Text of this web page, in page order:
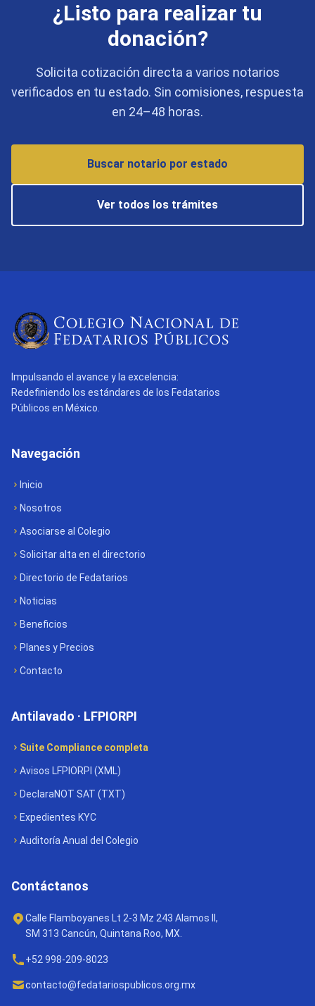
¿Listo para realizar tu
donación?
Solicita cotización directa a varios notarios
verificados en tu estado. Sin comisiones, respuesta
en 24–48 horas.
Buscar notario por estado
Ver todos los trámites
Impulsando el avance y la excelencia:
Redefiniendo los estándares de los Fedatarios
Públicos en México.
Navegación
Inicio
Nosotros
Asociarse al Colegio
Solicitar alta en el directorio
Directorio de Fedatarios
Noticias
Beneficios
Planes y Precios
Contacto
Antilavado · LFPIORPI
Suite Compliance completa
Avisos LFPIORPI (XML)
DeclaraNOT SAT (TXT)
Expedientes KYC
Auditoría Anual del Colegio
Contáctanos
Calle Flamboyanes Lt 2-3 Mz 243 Alamos II,
SM 313 Cancún, Quintana Roo, MX.
+52 998-209-8023
contacto@fedatariospublicos.org.mx